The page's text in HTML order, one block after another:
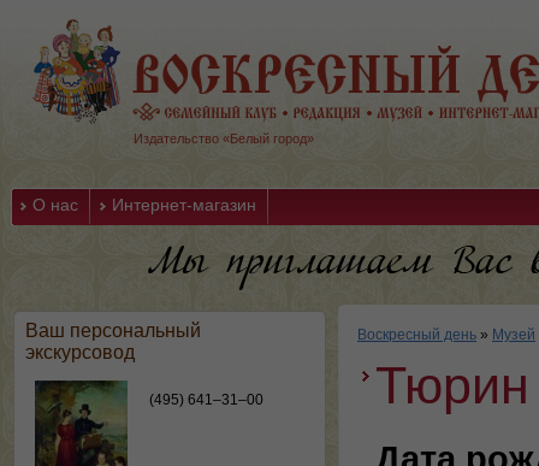
Издательство «Белый город»
О нас Интернет-магазин
Ваш персональный
экскурсовод
(495) 641–31–00
Воскресный день » Музей
Тюрин